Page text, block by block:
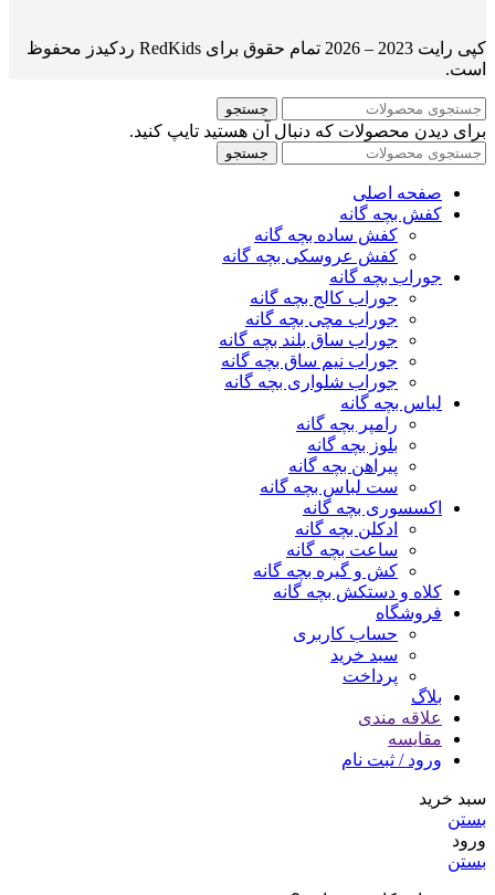
کپی رایت 2023 – 2026 تمام حقوق برای RedKids ردکیدز محفوظ
است.
جستجو
برای دیدن محصولات که دنبال آن هستید تایپ کنید.
جستجو
صفحه اصلی
کفش بچه گانه
کفش ساده بچه گانه
کفش عروسکی بچه گانه
جوراب بچه گانه
جوراب کالج بچه گانه
جوراب مچی بچه گانه
جوراب ساق بلند بچه گانه
جوراب نیم ساق بچه گانه
جوراب شلواری بچه گانه
لباس بچه گانه
رامپر بچه گانه
بلوز بچه گانه
پیراهن بچه گانه
ست لباس بچه گانه
اکسسوری بچه گانه
ادکلن بچه گانه
ساعت بچه گانه
کش و گیره بچه گانه
کلاه و دستکش بچه گانه
فروشگاه
حساب کاربری
سبد خرید
پرداخت
بلاگ
علاقه مندی
مقایسه
ورود / ثبت نام
سبد خرید
بستن
ورود
بستن